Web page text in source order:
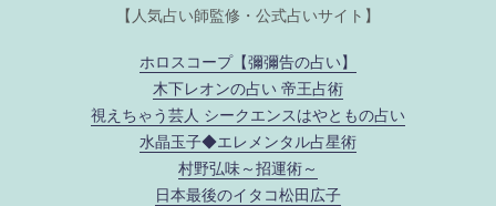
【人気占い師監修・公式占いサイト】
ホロスコープ【彌彌告の占い】
木下レオンの占い 帝王占術
視えちゃう芸人 シークエンスはやともの占い
水晶玉子◆エレメンタル占星術
村野弘味～招運術～
日本最後のイタコ松田広子